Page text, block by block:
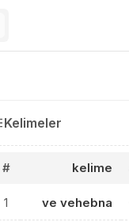
Kelimeler
# kelime
1 ve vehebna